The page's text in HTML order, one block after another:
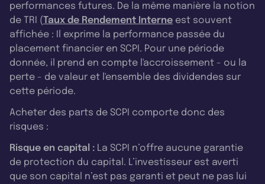
performances futures. De la même manière la notion
de TRI (Taux de Rendement Interne est souvent
affichée : Il exprime la performance passée du
placement financier en SCPI. Pour une période
donnée, il prend en compte l'accroissement - ou la
perte - de valeur et l'ensemble des dividendes sur
cette période.
Acheter des parts de SCPI comporte donc des
risques :
Risque en capital : La SCPI n’offre aucune garantie
de protection du capital. L’investisseur est averti
que son capital n’est pas garanti et peut ne pas lui